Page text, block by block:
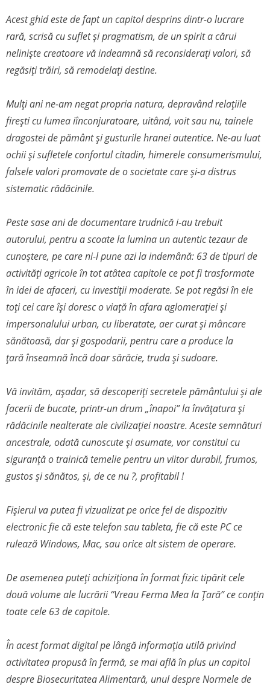
Acest ghid este de fapt un capitol desprins dintr-o lucrare
rară, scrisă cu suflet și pragmatism, de un spirit a cărui
neliniște creatoare vă indeamnă să reconsiderați valori, să
regăsiți trăiri, să remodelați destine.
Mulți ani ne-am negat propria natura, depravând relațiile
firești cu lumea iînconjuratoare, uitând, voit sau nu, tainele
dragostei de pământ și gusturile hranei autentice. Ne-au luat
ochii și sufletele confortul citadin, himerele consumerismului,
falsele valori promovate de o societate care și-a distrus
sistematic rădăcinile.
Peste sase ani de documentare trudnică i-au trebuit
autorului, pentru a scoate la lumina un autentic tezaur de
cunoștere, pe care ni-l pune azi la indemână: 63 de tipuri de
activități agricole în tot atâtea capitole ce pot fi trasformate
în idei de afaceri, cu investiții moderate. Se pot regăsi în ele
toți cei care își doresc o viață în afara aglomerației și
impersonalului urban, cu liberatate, aer curat și mâncare
sănătoasă, dar și gospodarii, pentru care a produce la
țară înseamnă încă doar sărăcie, truda și sudoare.
Vă invităm, așadar, să descoperiți secretele pământului și ale
facerii de bucate, printr-un drum „înapoi” la învățatura și
rădăcinile nealterate ale civilizației noastre. Aceste semnături
ancestrale, odată cunoscute și asumate, vor constitui cu
siguranță o trainică temelie pentru un viitor durabil, frumos,
gustos și sănătos, și, de ce nu ?, profitabil !
Fișierul va putea fi vizualizat pe orice fel de dispozitiv
electronic fie că este telefon sau tableta, fie că este PC ce
rulează Windows, Mac, sau orice alt sistem de operare.
De asemenea puteți achiziționa în format fizic tipărit cele
două volume ale lucrării “Vreau Ferma Mea la Țară” ce conțin
toate cele 63 de capitole.
În acest format digital pe lângă informația utilă privind
activitatea propusă în fermă, se mai află în plus un capitol
despre Biosecuritatea Alimentară, unul despre Normele de